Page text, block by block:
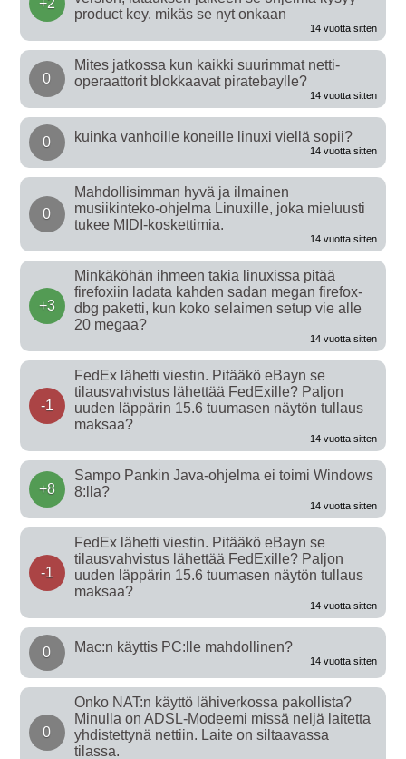
+2
product key. mikäs se nyt onkaan
14 vuotta sitten
0
Mites jatkossa kun kaikki suurimmat netti-
operaattorit blokkaavat piratebaylle?
14 vuotta sitten
0 kuinka vanhoille koneille linuxi viellä sopii?
14 vuotta sitten
0
Mahdollisimman hyvä ja ilmainen
musiikinteko-ohjelma Linuxille, joka mieluusti
tukee MIDI-koskettimia.
14 vuotta sitten
+3
Minkäköhän ihmeen takia linuxissa pitää
firefoxiin ladata kahden sadan megan firefox-
dbg paketti, kun koko selaimen setup vie alle
20 megaa?
14 vuotta sitten
-1
FedEx lähetti viestin. Pitääkö eBayn se
tilausvahvistus lähettää FedExille? Paljon
uuden läppärin 15.6 tuumasen näytön tullaus
maksaa?
14 vuotta sitten
+8
Sampo Pankin Java-ohjelma ei toimi Windows
8:lla?
14 vuotta sitten
-1
FedEx lähetti viestin. Pitääkö eBayn se
tilausvahvistus lähettää FedExille? Paljon
uuden läppärin 15.6 tuumasen näytön tullaus
maksaa?
14 vuotta sitten
0 Mac:n käyttis PC:lle mahdollinen?
14 vuotta sitten
0
Onko NAT:n käyttö lähiverkossa pakollista?
Minulla on ADSL-Modeemi missä neljä laitetta
yhdistettynä nettiin. Laite on siltaavassa
tilassa.